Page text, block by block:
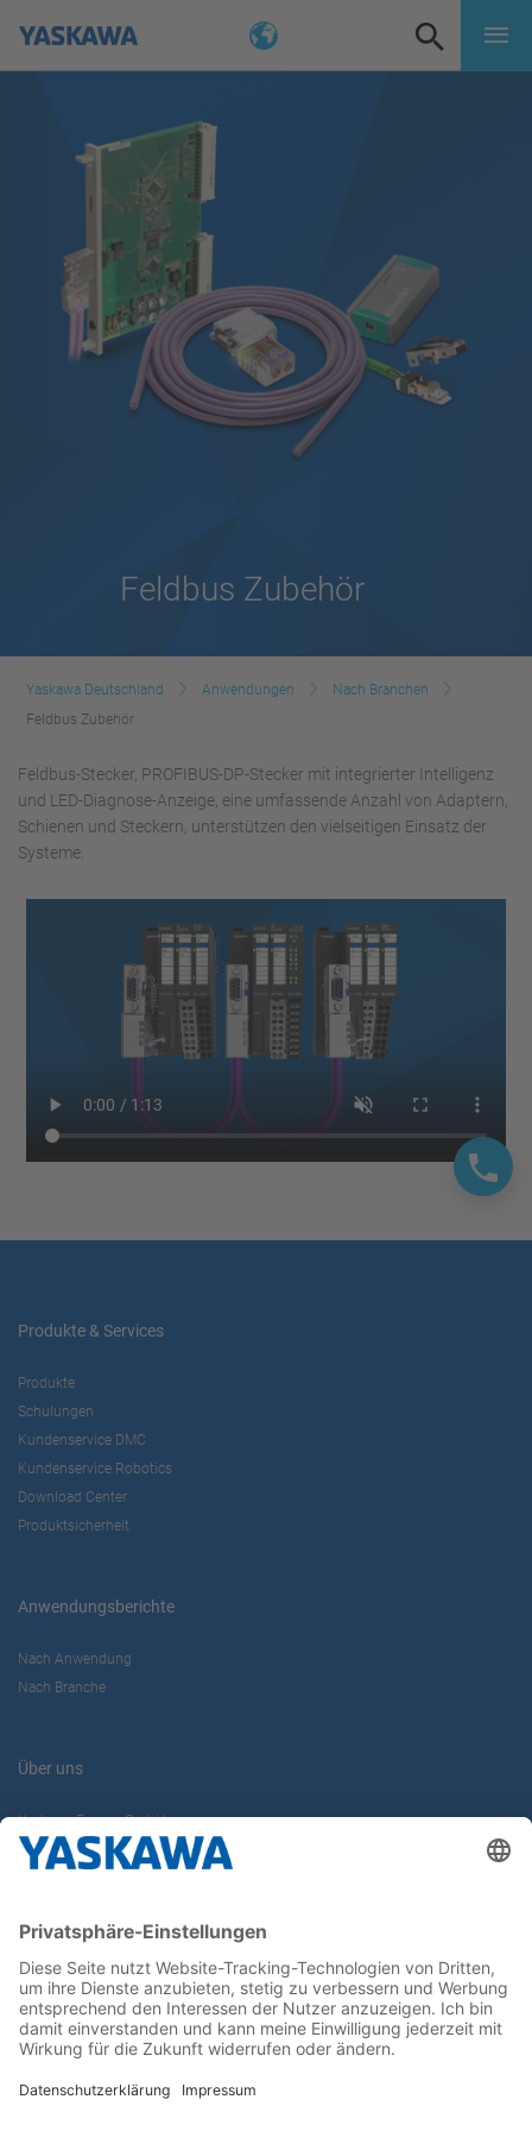
Feldbus Zubehör
Yaskawa Deutschland Anwendungen
Nach Branchen
Feldbus Zubehör
Feldbus-Stecker, PROFIBUS-DP-Stecker mit integrierter Intelligenz
und LED-Diagnose-Anzeige, eine umfassende Anzahl von Adaptern,
Schienen und Steckern, unterstützen den vielseitigen Einsatz der
Systeme.
Produkte & Services
Produkte
Schulungen
Kundenservice DMC
Kundenservice Robotics
Download Center
Produktsicherheit
Anwendungsberichte
Nach Anwendung
Nach Branche
Über uns
Yaskawa Europe GmbH
Karriere
Newsletter
Follow us on...